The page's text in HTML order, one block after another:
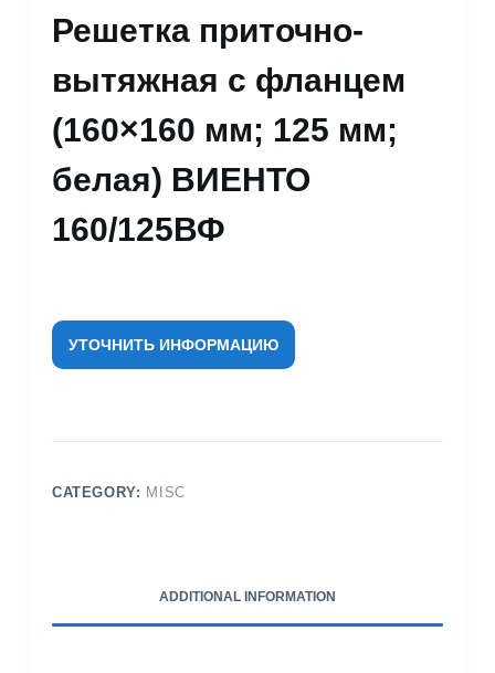
Решетка приточно-
вытяжная с фланцем
(160×160 мм; 125 мм;
белая) ВИЕНТО
160/125ВФ
УТОЧНИТЬ ИНФОРМАЦИЮ
CATEGORY: MISC
ADDITIONAL INFORMATION